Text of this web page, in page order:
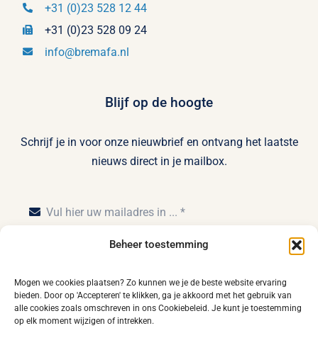
Beheer toestemming
Mogen we cookies plaatsen? Zo kunnen we je de beste website ervaring
bieden. Door op 'Accepteren' te klikken, ga je akkoord met het gebruik van
alle cookies zoals omschreven in ons Cookiebeleid. Je kunt je toestemming
op elk moment wijzigen of intrekken.
+31 (0)23 528 12 44
+31 (0)23 528 09 24
info@bremafa.nl
Blijf op de hoogte
Schrijf je in voor onze nieuwbrief en ontvang het laatste
nieuws direct in je mailbox.